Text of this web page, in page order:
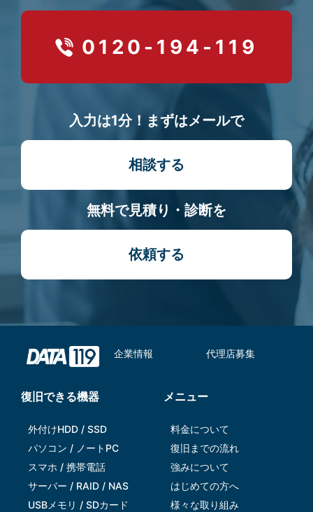
0120-194-119
入力は1分！まずはメールで
相談する
無料で見積り・診断を
依頼する
企業情報 代理店募集
復旧できる機器
外付けHDD / SSD
パソコン / ノートPC
スマホ / 携帯電話
サーバー / RAID / NAS
USBメモリ / SDカード
メニュー
料金について
復旧までの流れ
強みについて
はじめての方へ
様々な取り組み